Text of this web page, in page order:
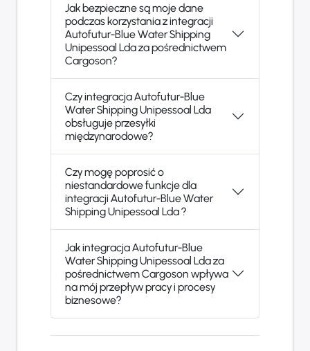
Jak bezpieczne są moje dane
podczas korzystania z integracji
Autofutur-Blue Water Shipping
Unipessoal Lda za pośrednictwem
Cargoson?
Czy integracja Autofutur-Blue
Water Shipping Unipessoal Lda
obsługuje przesyłki
międzynarodowe?
Czy mogę poprosić o
niestandardowe funkcje dla
integracji Autofutur-Blue Water
Shipping Unipessoal Lda ?
Jak integracja Autofutur-Blue
Water Shipping Unipessoal Lda za
pośrednictwem Cargoson wpływa
na mój przepływ pracy i procesy
biznesowe?